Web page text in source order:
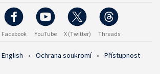
Facebook YouTube X (Twitter) Threads
English • Ochrana soukromí • Přístupnost